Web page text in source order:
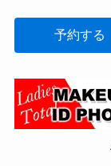
予約する